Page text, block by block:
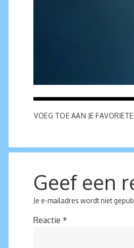
VOEG TOE AAN JE
Geef een
Je e-mailadres wordt niet
Reactie *